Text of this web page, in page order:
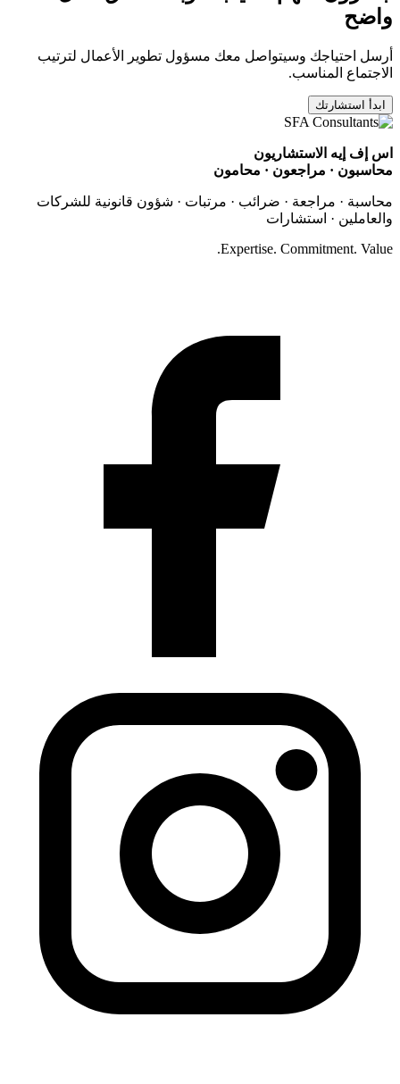
واضح
أرسل احتياجك وسيتواصل معك مسؤول تطوير الأعمال لترتيب
الاجتماع المناسب.
ابدأ استشارتك
اس إف إيه الاستشاريون
محاسبون · مراجعون · محامون
محاسبة · مراجعة · ضرائب · مرتبات · شؤون قانونية للشركات
والعاملين · استشارات
Expertise. Commitment. Value.